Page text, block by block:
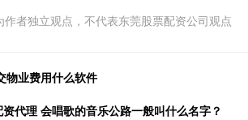
作者独立观点，不代表东莞股票配资公司观点
物业费用什么软件
代理 会唱歌的音乐公路一般叫什么名字？